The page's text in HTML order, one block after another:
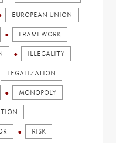
EUROPEAN UNION
FRAMEWORK
ILLEGALITY
LEGALIZATION
MONOPOLY
RISK